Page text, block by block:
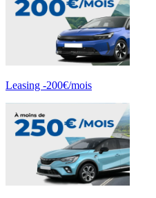
Leasing -200€/mois